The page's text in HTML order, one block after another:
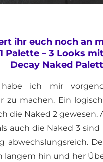
ihr euch noch an
Palette – 3 Looks
Decay Naked
habe ich mir
zu machen. Ein
die Naked 2 gewesen.
auch die Naked 3
abwechslungsreich.
langem hin und her